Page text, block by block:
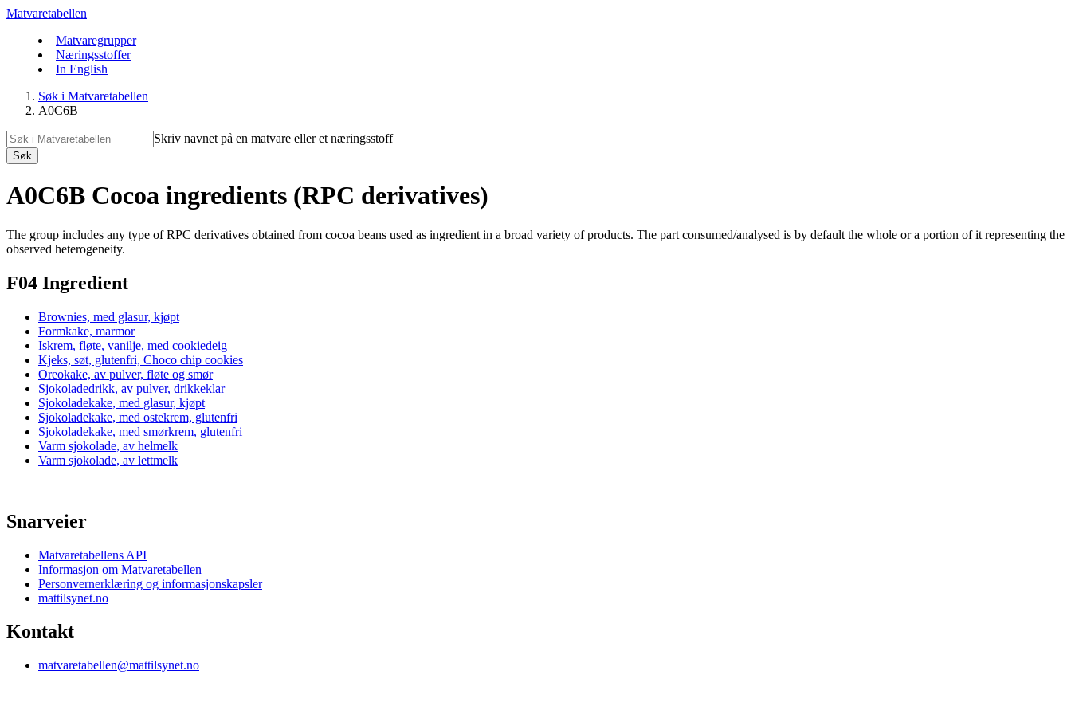
Matvaretabellen
Matvaregrupper
Næringsstoffer
In English
Søk i Matvaretabellen
A0C6B
Skriv navnet på en matvare eller et næringsstoff
Søk
A0C6B Cocoa ingredients (RPC derivatives)
The group includes any type of RPC derivatives obtained from cocoa beans used as ingredient in a broad variety of products. The part consumed/analysed is by default the whole or a portion of it representing the
observed heterogeneity.
F04 Ingredient
Brownies, med glasur, kjøpt
Formkake, marmor
Iskrem, fløte, vanilje, med cookiedeig
Kjeks, søt, glutenfri, Choco chip cookies
Oreokake, av pulver, fløte og smør
Sjokoladedrikk, av pulver, drikkeklar
Sjokoladekake, med glasur, kjøpt
Sjokoladekake, med ostekrem, glutenfri
Sjokoladekake, med smørkrem, glutenfri
Varm sjokolade, av helmelk
Varm sjokolade, av lettmelk
Snarveier
Matvaretabellens API
Informasjon om Matvaretabellen
Personvernerklæring og informasjonskapsler
mattilsynet.no
Kontakt
matvaretabellen@mattilsynet.no